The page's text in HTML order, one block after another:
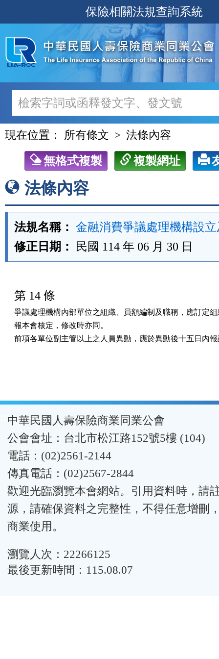
至
主
內
容
保險相關法規查詢系統
現在位置： 所有條文 法條內容
無格式複製 複製網址
法條內容
法規名稱： 金融消費爭議處理機構設
修正日期：
民國 114 年 06 月 30 日
第 14 條
爭議處理機構內部單位之組織、員額編制及職稱，應訂定
報本會核定，修改時亦同。
前項各單位副主管以上之人員異動，應於異動後十五日內
:::中華民國人壽保險商業同業公會
公會會址：台北市松江路152號5樓 (104)
電話：(02)2561-2144
傳真電話：(02)2567-2844
歡迎光臨瀏覽本會網站。引用資料時，請
源，請確保資料之完整性，不得任意增刪
商業使用。
瀏覽人次：22266125
最後更新時間：115.08.07